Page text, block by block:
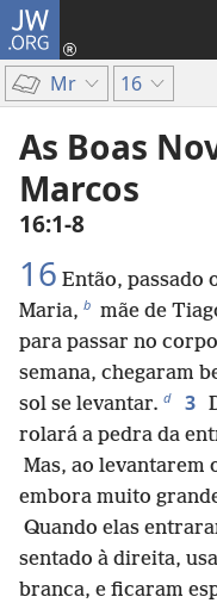
JW.ORG
Mr 16
As Boas
Marcos
16:1-8
16 Então, passado
Maria, b mãe de
para passar no
semana, chegaram
sol se levantar. d 3
rolará a pedra da
Mas, ao levantarem
embora muito
Quando elas
sentado à direita,
branca, e ficaram